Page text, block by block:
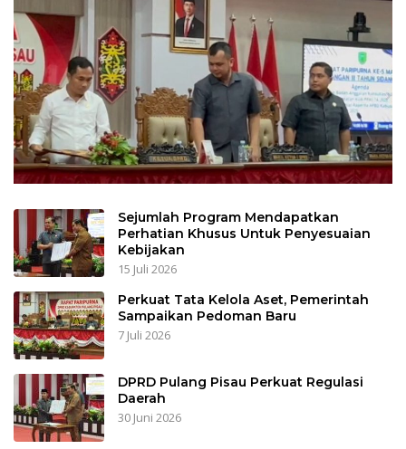
Sejumlah Program Mendapatkan
Perhatian Khusus Untuk Penyesuaian
Kebijakan
15 Juli 2026
Perkuat Tata Kelola Aset, Pemerintah
Sampaikan Pedoman Baru
7 Juli 2026
DPRD Pulang Pisau Perkuat Regulasi
Daerah
30 Juni 2026